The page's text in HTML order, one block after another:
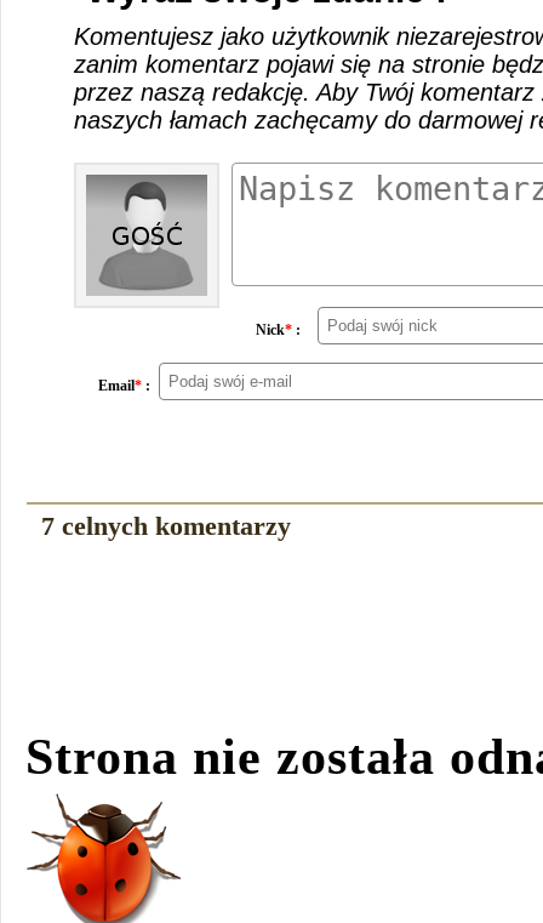
Komentujesz jako użytkownik
zanim komentarz pojawi się na stronie
przez naszą redakcję. Aby Twój
naszych łamach zachęcamy do darmowej
Nick* :
Email* :
7 celnych komentarzy
Strona nie została